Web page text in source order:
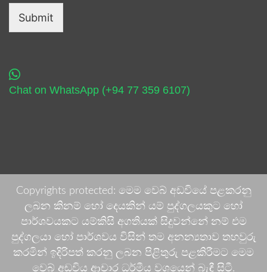
Submit
Chat on WhatsApp (+94 77 359 6107)
Copyrights protected: මෙම වෙබ් අඩවියේ පළකරනු
ලබන කිනම් හෝ දෙයකින් යම් පුද්ගලයකුට හෝ
පාර්ශවයකට යම්කිසි අගතියක් සිදුවන්නේ නම් එම
පුද්ගලයා හෝ පාර්ශවය විසින් තම අනන්‍යතාව තහවුරු
කරමින් ඉදිරිපත් කරනු ලබන පිළිතුරු පළකිරීමට මෙම
වෙබ් අඩවිය ආචාර ධර්මීය වශයෙන් බැඳී සිටී.